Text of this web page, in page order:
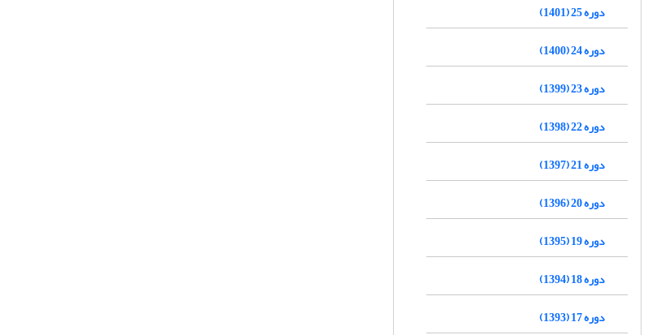
دوره 25 (1401)
دوره 24 (1400)
دوره 23 (1399)
دوره 22 (1398)
دوره 21 (1397)
دوره 20 (1396)
دوره 19 (1395)
دوره 18 (1394)
دوره 17 (1393)